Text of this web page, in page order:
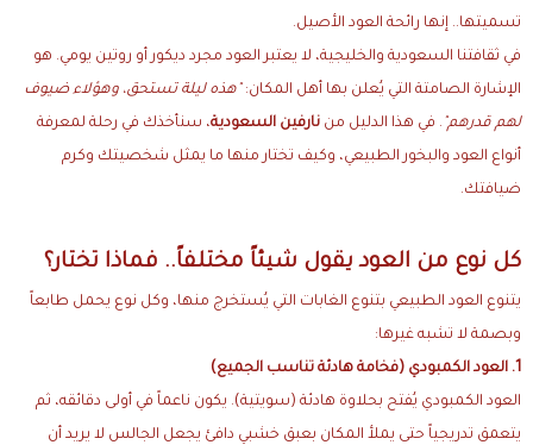
تسميتها.. إنها رائحة العود الأصيل.
في ثقافتنا السعودية والخليجية، لا يعتبر العود مجرد ديكور أو روتين يومي. هو
الإشارة الصامتة التي يُعلن بها أهل المكان:"هذه ليلة تستحق، وهؤلاء ضيوف
لهم قدرهم" . في هذا الدليل من نارفين السعودية، سنأخذك في رحلة لمعرفة
أنواع العود والبخور الطبيعي، وكيف تختار منها ما يمثل شخصيتك وكرم
ضيافتك.
كل نوع من العود يقول شيئاً مختلفاً.. فماذا تختار؟
يتنوع العود الطبيعي بتنوع الغابات التي يُستخرج منها، وكل نوع يحمل طابعاً
وبصمة لا تشبه غيرها:
1. العود الكمبودي (فخامة هادئة تناسب الجميع)
العود الكمبودي يُفتح بحلاوة هادئة (سويتية). يكون ناعماً في أولى دقائقه، ثم
يتعمق تدريجياً حتى يملأ المكان بعبق خشبي دافئ يجعل الجالس لا يريد أن